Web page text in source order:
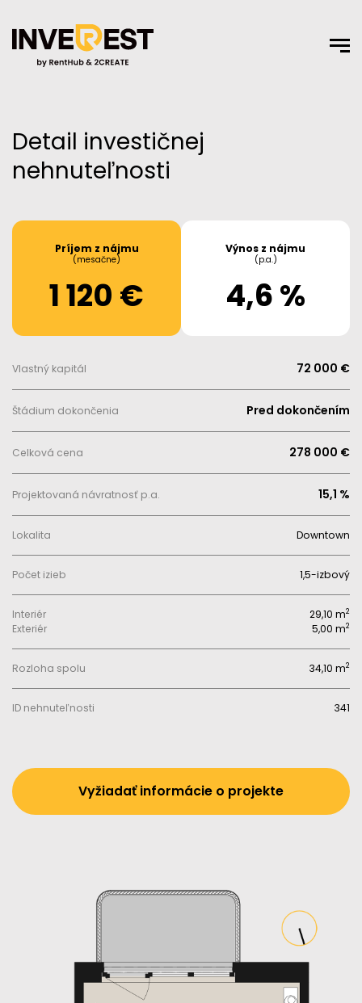
Detail investičnej
nehnuteľnosti
Príjem z nájmu
(mesačne)
1 120 €
Výnos z nájmu
(p.a.)
4,6 %
Vlastný kapitál 72 000 €
Štádium dokončenia Pred dokončením
Celková cena 278 000 €
Projektovaná návratnosť p.a. 15,1 %
Lokalita Downtown
Počet izieb 1,5-izbový
Interiér 29,10 m2
Exteriér 5,00 m2
Rozloha spolu 34,10 m2
ID nehnuteľnosti 341
Vyžiadať informácie o projekte